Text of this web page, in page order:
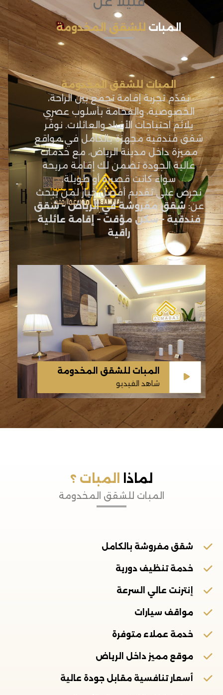
المبات للشقق المخدومة
المبات للشقق المخدومة
نقدّم تجربة إقامة تجمع بين الراحة،
الخصوصية، والفخامة بأسلوب عصري
يلائم احتياجات الأفراد والعائلات. نوفّر
شقق فندقية مجهزة بالكامل في مواقع
مميزة داخل مدينة الرياض، مع خدمات
عالية الجودة تضمن لك إقامة مريحة
سواء كانت قصيرة أو طويلة.
نحرص على تقديم أفضل خيار لمن يبحث
عن: شقق مفروشة في الرياض – شقق
فندقية – سكن مؤقت – إقامة عائلية
راقية
المبات للشقق المخدومة
شاهد الفيديو
لماذا المبات ؟
المبات للشقق المخدومة
شقق مفروشة بالكامل
خدمة تنظيف دورية
إنترنت عالي السرعة
مواقف سيارات
خدمة عملاء متوفرة
موقع مميز داخل الرياض
أسعار تنافسية مقابل جودة عالية